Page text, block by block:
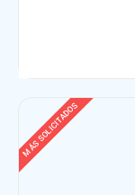
MÁS SOLICITADOS